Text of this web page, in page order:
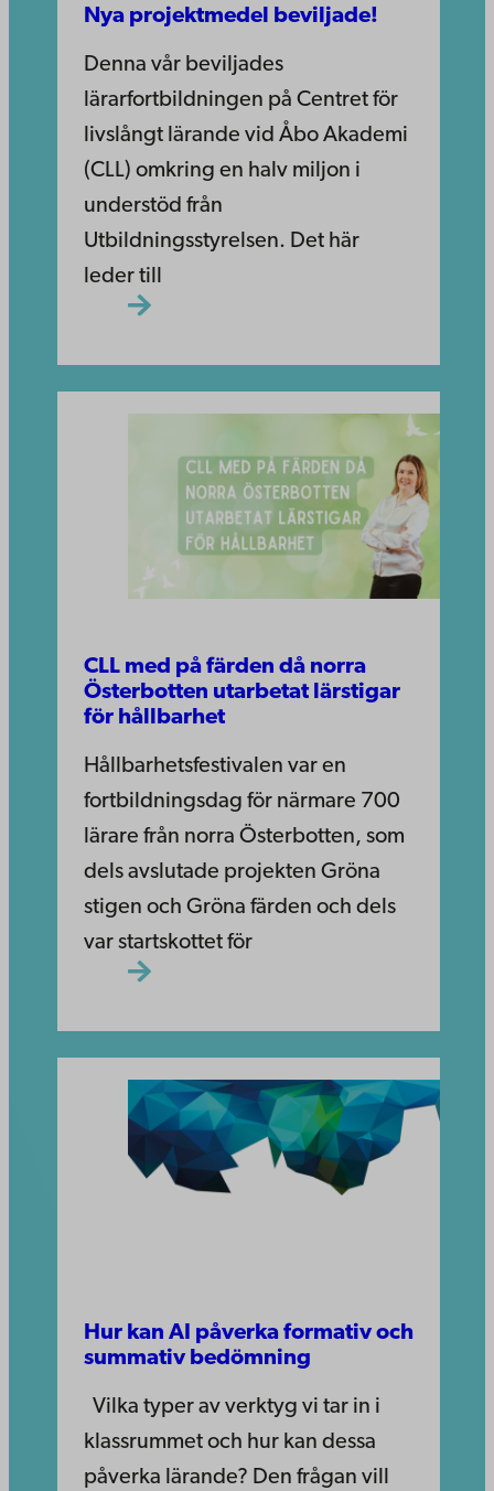
Nya projektmedel beviljade!
Denna vår beviljades
lärarfortbildningen på Centret för
livslångt lärande vid Åbo Akademi
(CLL) omkring en halv miljon i
understöd från
Utbildningsstyrelsen. Det här
leder till
CLL med på färden då norra
Österbotten utarbetat lärstigar
för hållbarhet
Hållbarhetsfestivalen var en
fortbildningsdag för närmare 700
lärare från norra Österbotten, som
dels avslutade projekten Gröna
stigen och Gröna färden och dels
var startskottet för
Hur kan AI påverka formativ och
summativ bedömning
Vilka typer av verktyg vi tar in i
klassrummet och hur kan dessa
påverka lärande? Den frågan vill